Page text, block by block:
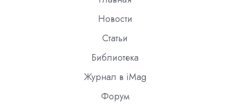
Новости
Статьи
Библиотека
Журнал в iMag
Форум